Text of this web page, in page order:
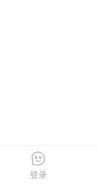
登录